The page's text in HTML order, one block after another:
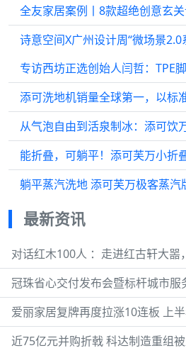
诗意空间X广州设计周“微场景2.0
最新资讯
对话红木100人 ：走进红古轩大噐
冠珠省心交付发布会暨标杆城市
爱丽家居复牌再度拉涨10连板 上
近75亿元并购折戟 科达制造重组